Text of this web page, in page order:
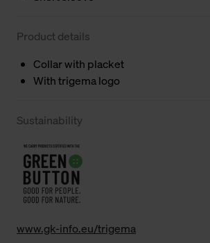
Product details
Collar with placket
With trigema logo
Sustainability
www.gk-info.eu/trigema